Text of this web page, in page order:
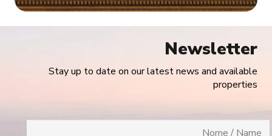
Newsletter
Stay up to date on our latest news and available
properties